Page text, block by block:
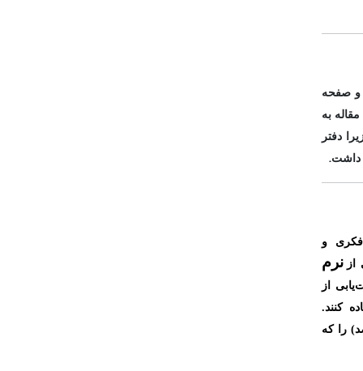
و صفحه
به
دفتر
داشت.
و
نرم
از
کنند.
) را که